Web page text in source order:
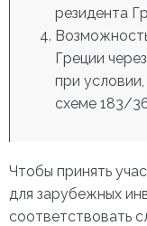
резидента
Греции
при
схеме 183/
Чтобы принять
для зарубежных
соответствовать